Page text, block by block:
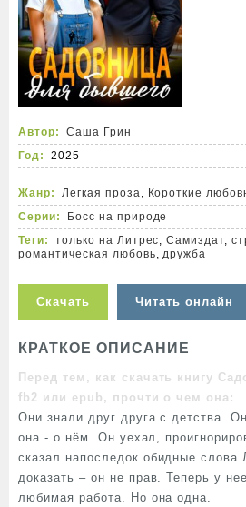
Автор:
Саша Грин
Год:
2025
Жанр: Легкая проза, Короткие
Серии:
Босс на природе
Теги:
только на Литрес,Самиздат,
романтическая любовь,дружба
Скачать Читать онлайн
КРАТКОЕ ОПИСАНИЕ
Перед тем, как скачать книгу
fb2 или epub, прочти о чем она:
Они знали друг друга с детства.
она - о нём. Он уехал,
сказал напоследок обидные
доказать – он не прав. Теперь у
любимая работа. Но она одна.